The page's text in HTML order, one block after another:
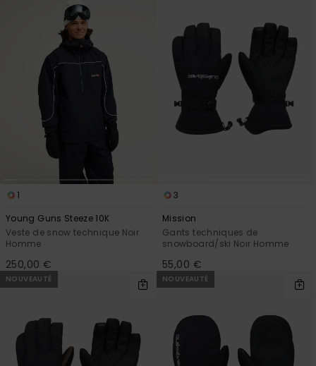
1
Young Guns Steeze 10K
Veste de snow technique Noir
Homme
250,00 €
3
Mission
Gants techniques de
snowboard/ski Noir Homme
55,00 €
NOUVEAUTÉ NOUVEAUTÉ